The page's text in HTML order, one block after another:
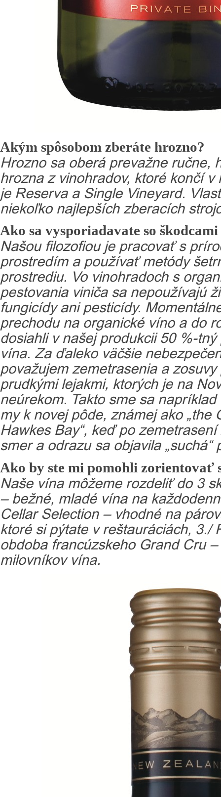
Akým spôsobom zberáte hrozno?
Hrozno sa oberá prevažne ručne,
hrozna z vinohradov, ktoré končí v
je Reserva a Single Vineyard.
niekoľko najlepších zberacích
Ako sa vysporiadavate so
Našou filozofiou je pracovať s
prostredím a používať metódy
prostrediu. Vo vinohradoch s
pestovania viniča sa nepoužívajú
fungicídy ani pesticídy.
prechodu na organické víno a do
dosiahli v našej produkcii 50 %-
vína. Za ďaleko väčšie
považujem zemetrasenia a
prudkými lejakmi, ktorých je na
neúrekom. Takto sme sa
my k novej pôde, známej ako „the
Hawkes Bay“, keď po
smer a odrazu sa objavila „suchá“
Ako by ste mi pomohli zorientovať
Naše vína môžeme rozdeliť do 3
– bežné, mladé vína na
Cellar Selection – vhodné na
ktoré si pýtate v reštauráciách, 3./
obdoba francúzskeho Grand Cru
milovníkov vína.